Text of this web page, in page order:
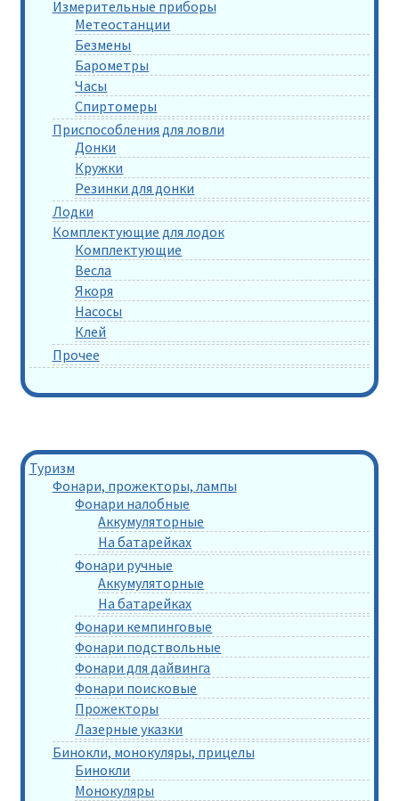
Измерительные приборы
Метеостанции
Безмены
Барометры
Часы
Спиртомеры
Приспособления для ловли
Донки
Кружки
Резинки для донки
Лодки
Комплектующие для лодок
Комплектующие
Весла
Якоря
Насосы
Клей
Прочее
Туризм
Фонари, прожекторы, лампы
Фонари налобные
Аккумуляторные
На батарейках
Фонари ручные
Аккумуляторные
На батарейках
Фонари кемпинговые
Фонари подствольные
Фонари для дайвинга
Фонари поисковые
Прожекторы
Лазерные указки
Бинокли, монокуляры, прицелы
Бинокли
Монокуляры